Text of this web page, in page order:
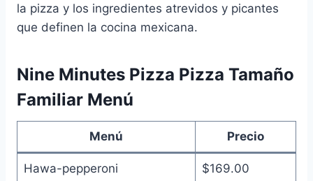
la pizza y los ingredientes atrevidos y picantes
que definen la cocina mexicana.
Nine Minutes Pizza Pizza Tamaño
Familiar Menú
Menú Precio
Hawa-pepperoni $169.00